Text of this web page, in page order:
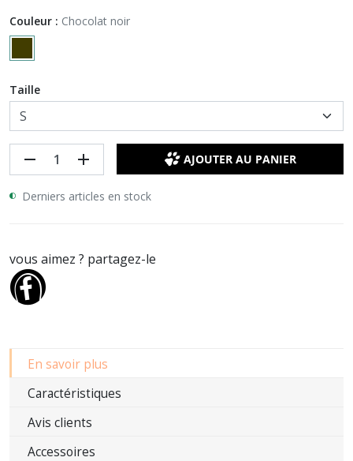
Couleur : Chocolat noir
Taille
remove add AJOUTER AU PANIER
Derniers articles en stock
vous aimez ? partagez-le
En savoir plus
Caractéristiques
Avis clients
Accessoires